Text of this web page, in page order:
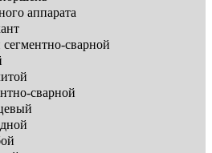
аппарата
сварной
сварной